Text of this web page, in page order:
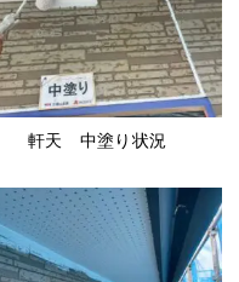
軒天 中塗り状況